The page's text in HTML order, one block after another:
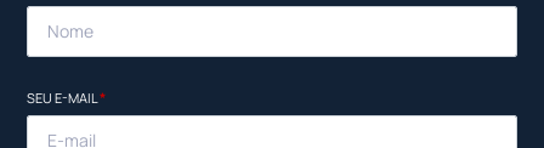
SEU E-MAIL*